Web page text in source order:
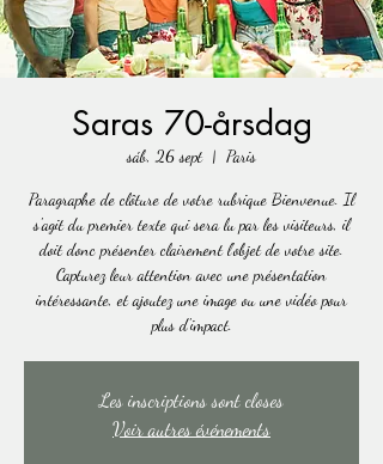
Saras 70-årsdag
sáb, 26 sept
  |
Paris
Paragraphe de clôture de votre rubrique Bienvenue. Il
s'agit du premier texte qui sera lu par les visiteurs, il
doit donc présenter clairement l'objet de votre site.
Capturez leur attention avec une présentation
intéressante, et ajoutez une image ou une vidéo pour
plus d'impact.
Les inscriptions sont closes
Voir autres événements